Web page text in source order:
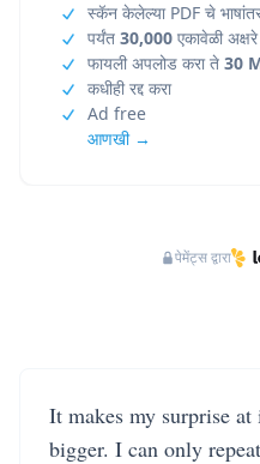
स्कॅन केलेल्या PDF चे
पर्यंत 30,000 एकावेळी अक्षरे
फायली अपलोड करा ते 30
कधीही रद्द करा
Ad free
आणखी →
पेमेंट्स द्वारा
It makes my surprise
bigger. I can only